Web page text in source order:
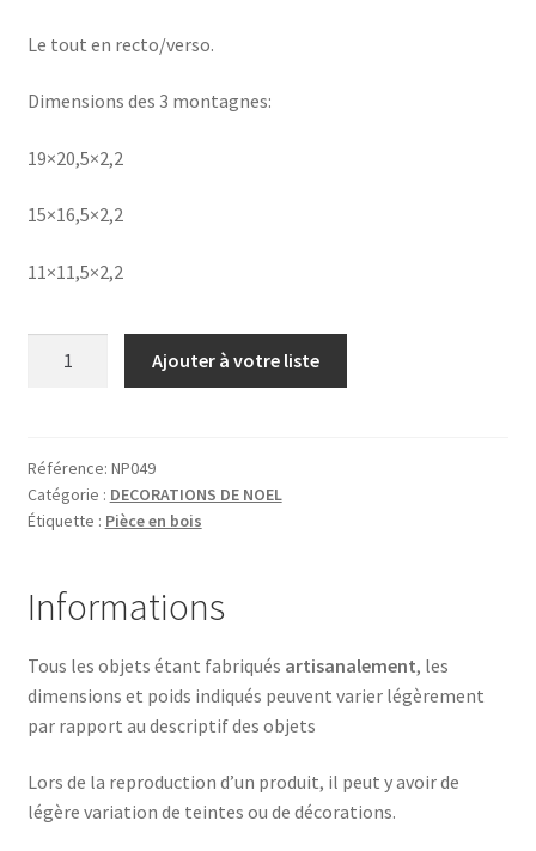
Le tout en recto/verso.
Dimensions des 3 montagnes:
19×20,5×2,2
15×16,5×2,2
11×11,5×2,2
Ajouter à votre liste
Référence: NP049
Catégorie : DECORATIONS DE NOEL
Étiquette : Pièce en bois
Informations
Tous les objets étant fabriqués artisanalement, les
dimensions et poids indiqués peuvent varier légèrement
par rapport au descriptif des objets
Lors de la reproduction d’un produit, il peut y avoir de
légère variation de teintes ou de décorations.